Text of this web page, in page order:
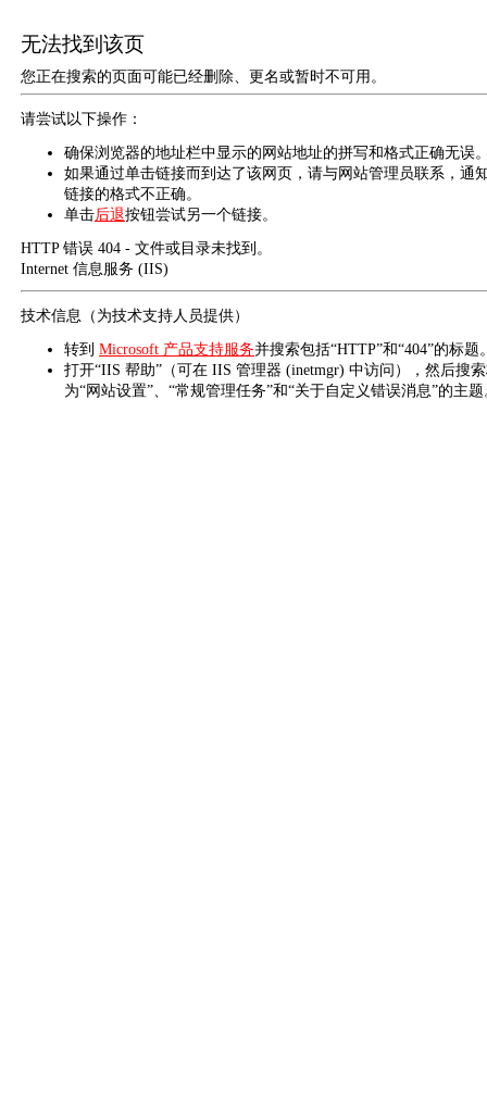
无法找到该页
您正在搜索的页面可能已经删除、更名或暂时不可用。
请尝试以下操作：
确保浏览器的地址栏中显示的网站地址的拼写和格式正确无误
如果通过单击链接而到达了该网页，请与网站管理员联系，通
链接的格式不正确。
单击后退按钮尝试另一个链接。
HTTP 错误 404 - 文件或目录未找到。
Internet 信息服务 (IIS)
技术信息（为技术支持人员提供）
转到 Microsoft 产品支持服务并搜索包括“HTTP”和“404”的标题
打开“IIS 帮助”（可在 IIS 管理器 (inetmgr) 中访问），然后搜
为“网站设置”、“常规管理任务”和“关于自定义错误消息”的主题